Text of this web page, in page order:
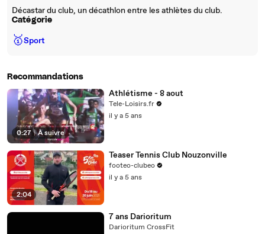
Décastar du club, un décathlon entre les athlètes du club.
Catégorie
🥇Sport
Recommandations
0:27 | À suivre
Athlétisme - 8 aout
Tele-Loisirs.fr
il y a 5 ans
2:04
Teaser Tennis Club Nouzonville
footeo-clubeo
il y a 5 ans
7 ans Darioritum
Darioritum CrossFit